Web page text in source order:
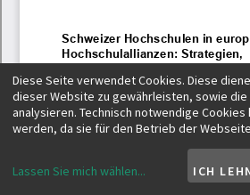
Diese Seite verwendet Cookies. Diese
dieser Website zu gewährleisten, sowie die
analysieren. Technisch notwendige
werden, da sie für den Betrieb der
Lassen Sie mich wählen... ICH